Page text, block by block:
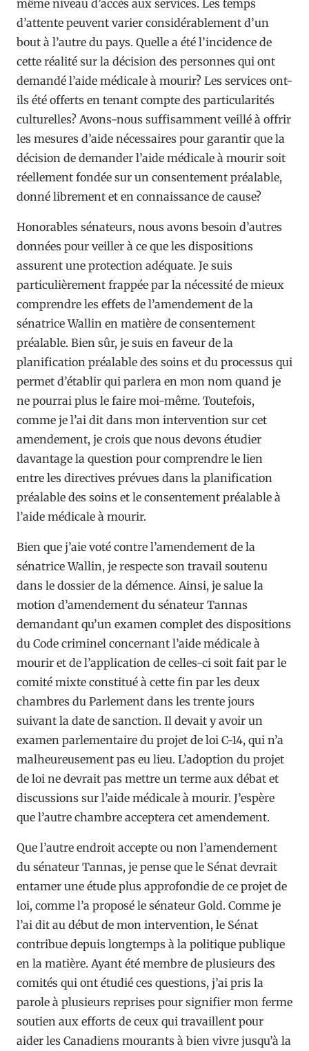
même niveau d’accès aux services. Les temps
d’attente peuvent varier considérablement d’un
bout à l’autre du pays. Quelle a été l’incidence de
cette réalité sur la décision des personnes qui ont
demandé l’aide médicale à mourir? Les services ont-
ils été offerts en tenant compte des particularités
culturelles? Avons-nous suffisamment veillé à offrir
les mesures d’aide nécessaires pour garantir que la
décision de demander l’aide médicale à mourir soit
réellement fondée sur un consentement préalable,
donné librement et en connaissance de cause?
Honorables sénateurs, nous avons besoin d’autres
données pour veiller à ce que les dispositions
assurent une protection adéquate. Je suis
particulièrement frappée par la nécessité de mieux
comprendre les effets de l’amendement de la
sénatrice Wallin en matière de consentement
préalable. Bien sûr, je suis en faveur de la
planification préalable des soins et du processus qui
permet d’établir qui parlera en mon nom quand je
ne pourrai plus le faire moi-même. Toutefois,
comme je l’ai dit dans mon intervention sur cet
amendement, je crois que nous devons étudier
davantage la question pour comprendre le lien
entre les directives prévues dans la planification
préalable des soins et le consentement préalable à
l’aide médicale à mourir.
Bien que j’aie voté contre l’amendement de la
sénatrice Wallin, je respecte son travail soutenu
dans le dossier de la démence. Ainsi, je salue la
motion d’amendement du sénateur Tannas
demandant qu’un examen complet des dispositions
du Code criminel concernant l’aide médicale à
mourir et de l’application de celles-ci soit fait par le
comité mixte constitué à cette fin par les deux
chambres du Parlement dans les trente jours
suivant la date de sanction. Il devait y avoir un
examen parlementaire du projet de loi C-14, qui n’a
malheureusement pas eu lieu. L’adoption du projet
de loi ne devrait pas mettre un terme aux débat et
discussions sur l’aide médicale à mourir. J’espère
que l’autre chambre acceptera cet amendement.
Que l’autre endroit accepte ou non l’amendement
du sénateur Tannas, je pense que le Sénat devrait
entamer une étude plus approfondie de ce projet de
loi, comme l’a proposé le sénateur Gold. Comme je
l’ai dit au début de mon intervention, le Sénat
contribue depuis longtemps à la politique publique
en la matière. Ayant été membre de plusieurs des
comités qui ont étudié ces questions, j’ai pris la
parole à plusieurs reprises pour signifier mon ferme
soutien aux efforts de ceux qui travaillent pour
aider les Canadiens mourants à bien vivre jusqu’à la